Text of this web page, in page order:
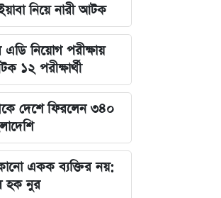
নিয়ে নারী আটক
এডি নিয়োগ পরীক্ষায়
১২ পরীক্ষার্থী
দেশে ফিরলেন ৩৪০
একক ব্যক্তির নয়:
হক নুর